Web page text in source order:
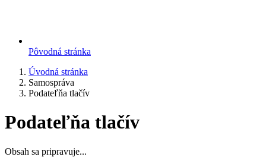
Pôvodná stránka
Úvodná stránka
Samospráva
Podateľňa tlačív
Podateľňa tlačív
Obsah sa pripravuje...